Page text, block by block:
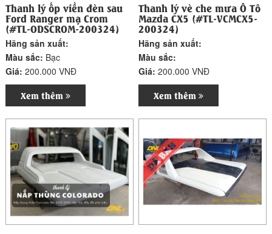
Thanh lý ốp viền đèn sau
Ford Ranger mạ Crom
(#TL-ODSCROM-200324)
Hãng sản xuất:
Màu sắc: Bạc
Giá:200.000 VNĐ
Xem thêm
Thanh lý vè che mưa Ô Tô
Mazda CX5 (#TL-VCMCX5-
200324)
Hãng sản xuất:
Màu sắc:
Giá:200.000 VNĐ
Xem thêm